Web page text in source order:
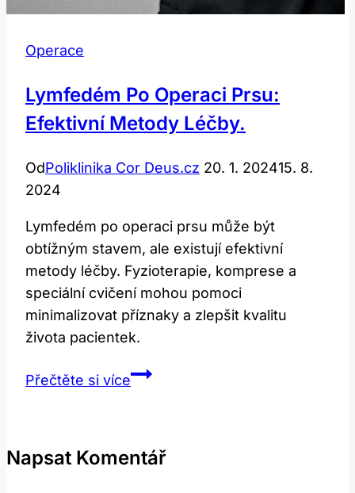
Operace
Lymfedém Po Operaci Prsu:
Efektivní Metody Léčby.
OdPoliklinika Cor Deus.cz 20. 1. 202415. 8.
2024
Lymfedém po operaci prsu může být
obtížným stavem, ale existují efektivní
metody léčby. Fyzioterapie, komprese a
speciální cvičení mohou pomoci
minimalizovat příznaky a zlepšit kvalitu
života pacientek.
Přečtěte si víceLymfedém
Efektivní
Napsat Komentář